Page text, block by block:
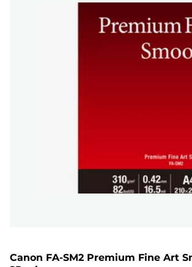
Canon FA-SM2 Premium Fine Art